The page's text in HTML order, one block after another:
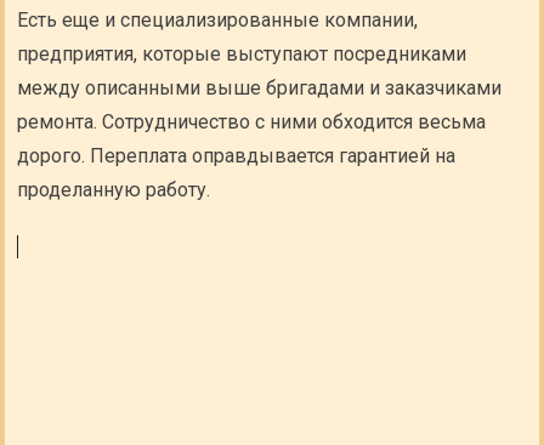
Есть еще и специализированные компании,
предприятия, которые выступают посредниками
между описанными выше бригадами и заказчиками
ремонта. Сотрудничество с ними обходится весьма
дорого. Переплата оправдывается гарантией на
проделанную работу.